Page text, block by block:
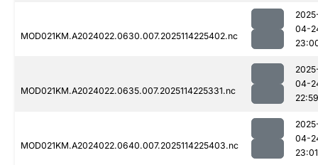
MOD021KM.A2024022.0630.007.2025114225402.nc
04-
MOD021KM.A2024022.0635.007.2025114225331.nc
04-
22:59
MOD021KM.A2024022.0640.007.2025114225403.nc
04-
23:01